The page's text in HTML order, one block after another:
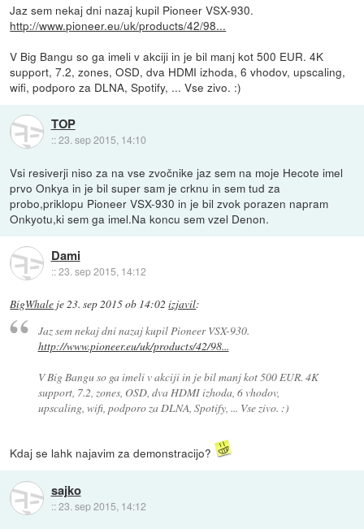
Jaz sem nekaj dni nazaj kupil Pioneer VSX-930.
http://www.pioneer.eu/uk/products/42/98...
V Big Bangu so ga imeli v akciji in je bil manj kot 500 EUR. 4K
support, 7.2, zones, OSD, dva HDMI izhoda, 6 vhodov, upscaling,
wifi, podporo za DLNA, Spotify, ... Vse zivo. :)
TOP
::23. sep 2015, 14:10
Vsi resiverji niso za na vse zvočnike jaz sem na moje Hecote imel
prvo Onkya in je bil super sam je crknu in sem tud za
probo,priklopu Pioneer VSX-930 in je bil zvok porazen napram
Onkyotu,ki sem ga imel.Na koncu sem vzel Denon.
Dami
::23. sep 2015, 14:12
BigWhale je23. sep 2015 ob 14:02 izjavil:
Jaz sem nekaj dni nazaj kupil Pioneer VSX-930.
http://www.pioneer.eu/uk/products/42/98...
V Big Bangu so ga imeli v akciji in je bil manj kot 500 EUR. 4K
support, 7.2, zones, OSD, dva HDMI izhoda, 6 vhodov,
upscaling, wifi, podporo za DLNA, Spotify, ... Vse zivo. :)
Kdaj se lahk najavim za demonstracijo?
sajko
::23. sep 2015, 14:12